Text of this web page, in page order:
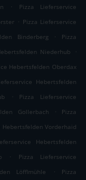
.
Pizza Lieferservice
. Pizza Lieferservice
Binderberg .
Pizza
Niederhub
.
Hebertsfelden Oberdax
Hebertsfelden
.
Pizza Lieferservice
Gollerbach .
Pizza
Hebertsfelden Vorderhaid
Hebertsfelden
.
Pizza Lieferservice
Löfflmühle .
Pizza